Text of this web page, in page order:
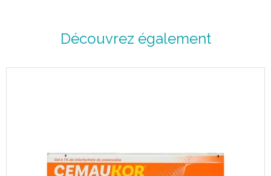
Découvrez également